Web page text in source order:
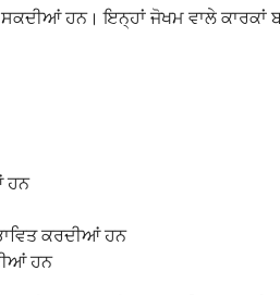
ਹਨ। ਇਨ੍ਹਾਂ ਜੋਖਮ ਵਾਲੇ ਕਾਰਕਾਂ
ਹਨ
ਕਰਦੀਆਂ ਹਨ
ਹਨ